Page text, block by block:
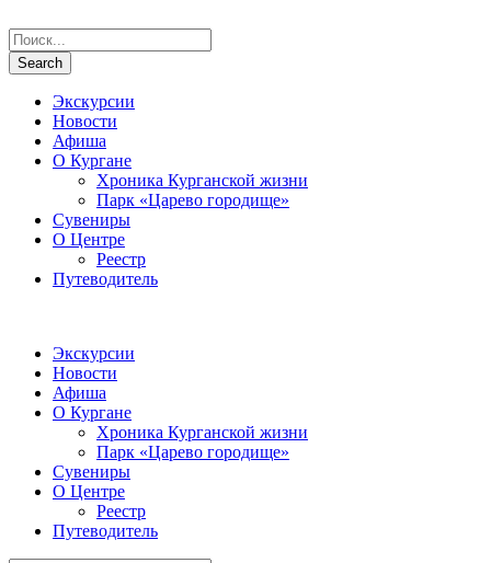
Экскурсии
Новости
Афиша
О Кургане
Хроника Курганской жизни
Парк «Царево городище»
Сувениры
О Центре
Реестр
Путеводитель
Экскурсии
Новости
Афиша
О Кургане
Хроника Курганской жизни
Парк «Царево городище»
Сувениры
О Центре
Реестр
Путеводитель